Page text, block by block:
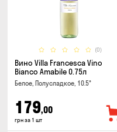
(0)
Вино Villa Francesca Vino
Bianco Amabile 0.75л
Белое, Полусладкое, 10.5°
179,00
грн за 1 шт